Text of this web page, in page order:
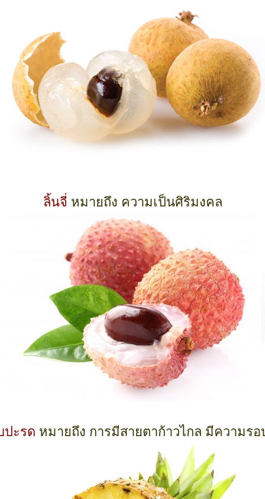
ลิ้นจี่ หมายถึง ความเป็นศิริมงคล
ปะรด หมายถึง การมีสายตาก้าวไกล มีความรอ